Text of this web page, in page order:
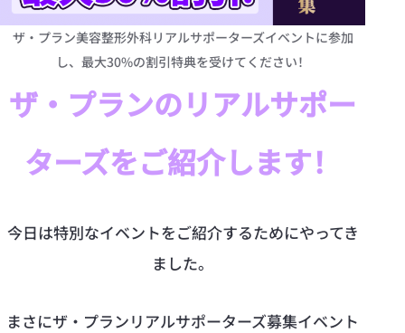
ザ·プラン美容整形外科リアルサポーターズイベントに参加
し、最大30%の割引特典を受けてください！
ザ·プランのリアルサポー
ターズをご紹介します！
今日は特別なイベントをご紹介するためにやってき
ました。
まさにザ·プランリアルサポーターズ募集イベント